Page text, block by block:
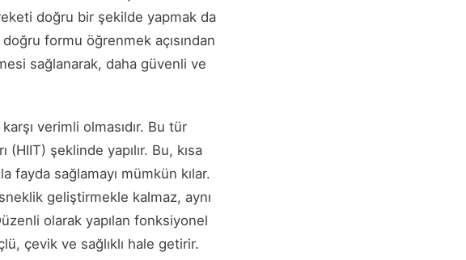
doğru bir şekilde yapmak da
formu öğrenmek açısından
sağlanarak, daha güvenli ve
verimli olmasıdır. Bu tür
şeklinde yapılır. Bu, kısa
fayda sağlamayı mümkün kılar.
geliştirmekle kalmaz, aynı
olarak yapılan fonksiyonel
çevik ve sağlıklı hale getirir.